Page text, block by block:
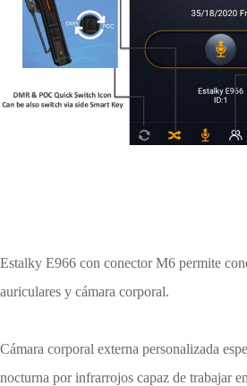
Estalky E966 con conector M6 permite
auriculares y cámara corporal.
Cámara corporal externa personalizada
nocturna por infrarrojos capaz de trabajar